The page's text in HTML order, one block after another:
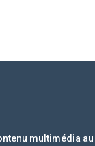
multimédia au